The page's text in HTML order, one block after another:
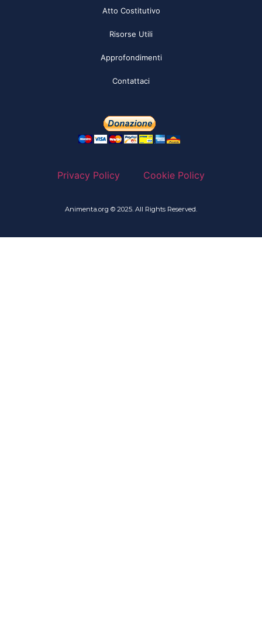
Atto Costitutivo
Risorse Utili
Approfondimenti
Contattaci
Privacy Policy Cookie Policy
Animenta.org © 2025. All Rights Reserved.